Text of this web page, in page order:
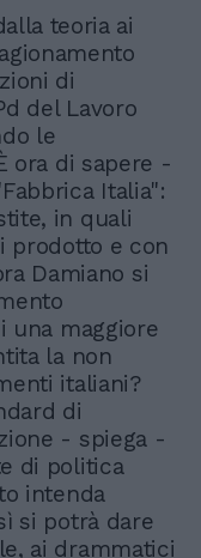
teoria ai
di
del Lavoro
le
ora di sapere -
Italia":
in quali
prodotto e con
Damiano si
una maggiore
la non
italiani?
di
- spiega -
di politica
intenda
si potrà dare
ai drammatici